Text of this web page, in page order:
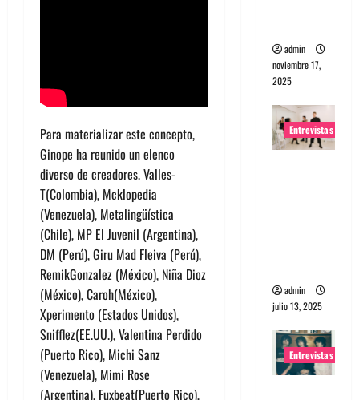
Para materializar este concepto,
Ginope ha reunido un elenco
diverso de creadores.Valles-
T(Colombia), Mcklopedia
(Venezuela), Metalingüística
(Chile), MP El Juvenil (Argentina),
DM (Perú),Giru Mad Fleiva (Perú),
RemikGonzalez (México), Niña Dioz
(México),Caroh(México),
Xperimento (Estados Unidos),
Snifflez(EE.UU.),Valentina Perdido
(Puerto Rico), Michi Sanz
(Venezuela), Mimi Rose
(Argentina), Fuxbeat(Puerto Rico),
admin
noviembre 17,
2025
Entrevistas
admin
julio 13, 2025
Entrevistas